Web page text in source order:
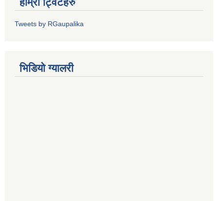
Tweets by RGaupalika
भिडियो ग्यालरी